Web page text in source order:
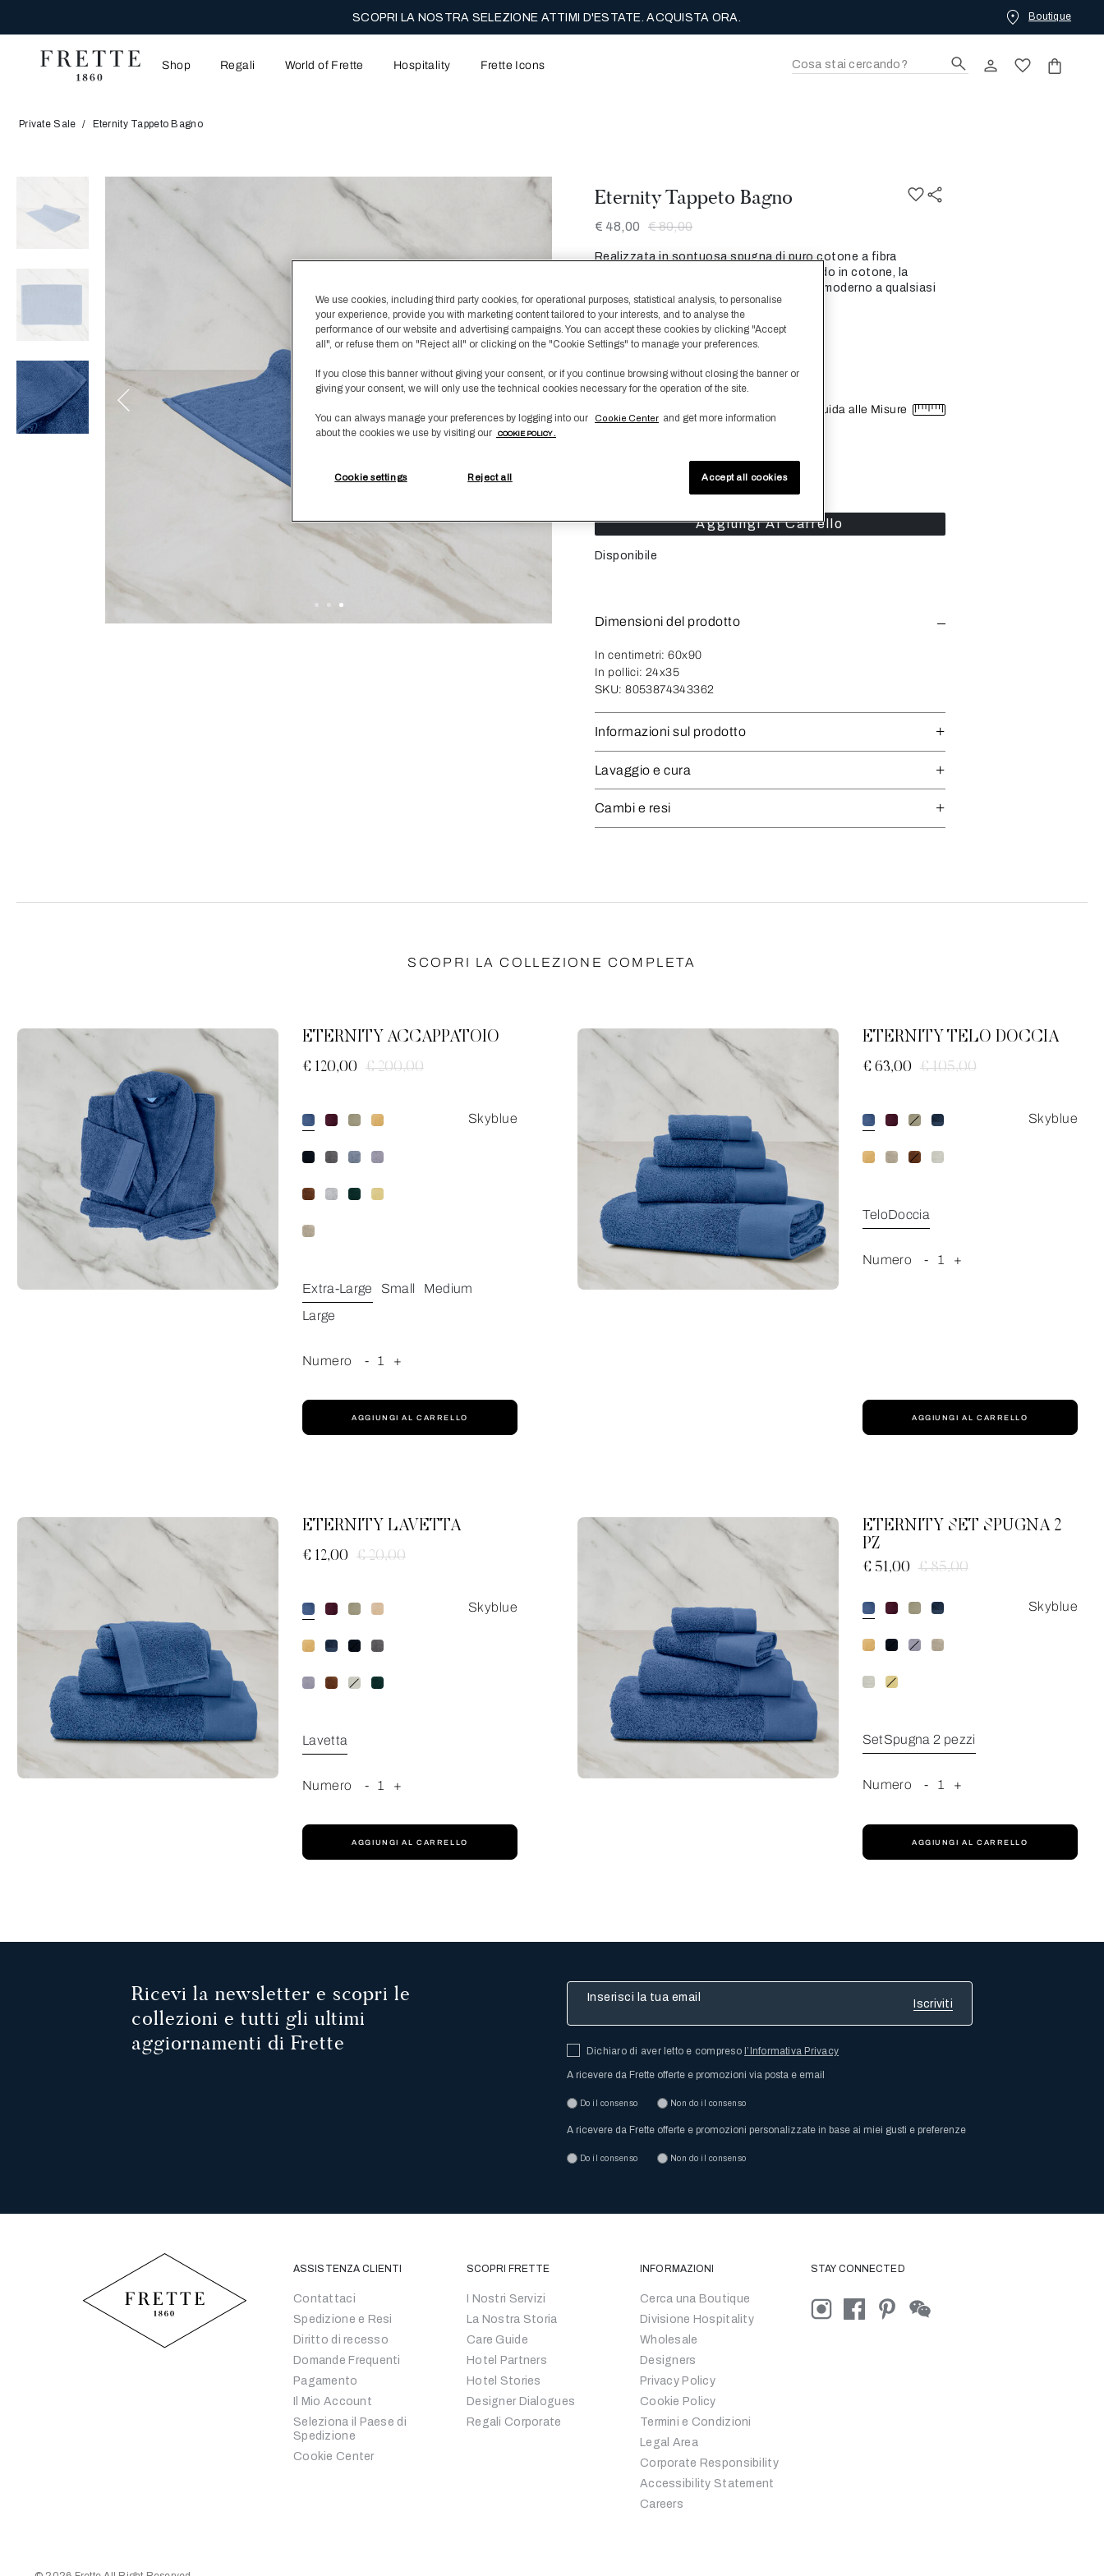
APPROFITTA DELLA SPEDIZIONE GRATUITA SU TUTTI GLI ORDINI A PREZZO PIENO. COMPRA ORA. Boutique
Shop Regali World of Frette Hospitality Frette Icons
Private Sale Eternity Tappeto Bagno
Eternity Tappeto Bagno
€ 80,00
€ 48,00
Realizzata in sontuosa spugna di puro cotone a fibra
extralunga e arricchita da un audace bordo in cotone, la
collezione Eternity conferisce un tocco moderno a qualsiasi
tipo di bagno.
Colore Skyblue
Guida alle Misure
- 1 +
Aggiungi Al Carrello
Disponibile
Dimensioni del prodotto
In centimetri:60x90
In pollici:24x35
SKU: 8053874343362
Informazioni sul prodotto
Lavaggio e cura
Cambi e resi
SCOPRI LA COLLEZIONE COMPLETA
ETERNITY ACCAPPATOIO
€ 200,00
€ 120,00
Skyblue
Extra-Large Small
Medium
Large
Numero - 1 +
AGGIUNGI AL CARRELLO
ETERNITY TELO DOCCIA
€ 105,00
€ 63,00
Skyblue
TeloDoccia
Numero - 1 +
AGGIUNGI AL CARRELLO
ETERNITY LAVETTA
€ 20,00
€ 12,00
Skyblue
Lavetta
Numero - 1 +
AGGIUNGI AL CARRELLO
ETERNITY SET SPUGNA 2
PZ
€ 85,00
€ 51,00
Skyblue
SetSpugna 2 pezzi
Numero - 1 +
AGGIUNGI AL CARRELLO
Ricevi la newsletter e scopri le
collezioni e tutti gli ultimi
aggiornamenti di Frette
Inserisci la tua email
Dichiaro di aver letto e compreso l’Informativa Privacy
A ricevere da Frette offerte e promozioni via posta e email
Do il consenso Non do il consenso
A ricevere da Frette offerte e promozioni personalizzate in base ai miei gusti e preferenze
Do il consenso Non do il consenso
ASSISTENZA CLIENTI
Contattaci
Spedizione e Resi
Diritto di recesso
Domande Frequenti
Pagamento
Il Mio Account
Seleziona il Paese di
Spedizione
Cookie Center
SCOPRI FRETTE
I Nostri Servizi
La Nostra Storia
Care Guide
Hotel Partners
Hotel Stories
Designer Dialogues
Regali Corporate
INFORMAZIONI
Cerca una Boutique
Divisione Hospitality
Wholesale
Designers
Privacy Policy
Cookie Policy
Termini e Condizioni
Legal Area
Corporate Responsibility
Accessibility Statement
Careers
STAY CONNECTED
We use cookies, including third party cookies, for operational purposes, statistical analysis, to personalise
your experience, provide you with marketing content tailored to your interests, and to analyse the
performance of our website and advertising campaigns. You can accept these cookies by clicking "Accept
all", or refuse them on "Reject all" or clicking on the "Cookie Settings" to manage your preferences.
If you close this banner without giving your consent, or if you continue browsing without closing the banner or
giving your consent, we will only use the technical cookies necessary for the operation of the site.
You can always manage your preferences by logging into our Cookie Center and get more information
about the cookies we use by visiting our
COOKIE POLICY .
Cookie settings Reject all Accept all cookies